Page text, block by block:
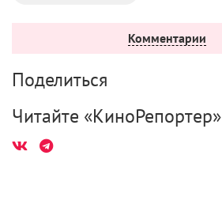
Комментарии
Поделиться
Читайте «КиноРепортер»